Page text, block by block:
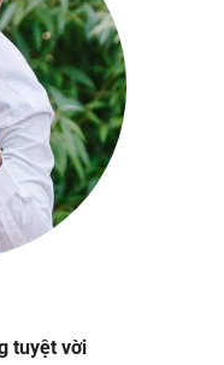
tuyệt vời